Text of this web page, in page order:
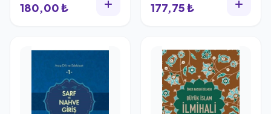
180,00 ₺ 177,75 ₺